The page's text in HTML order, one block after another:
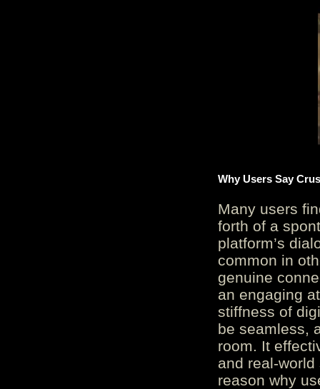
Why Users Say
Many users
forth of a
platform’s
common in
genuine
an engaging
stiffness of
be seamless,
room. It
and real-
reason why